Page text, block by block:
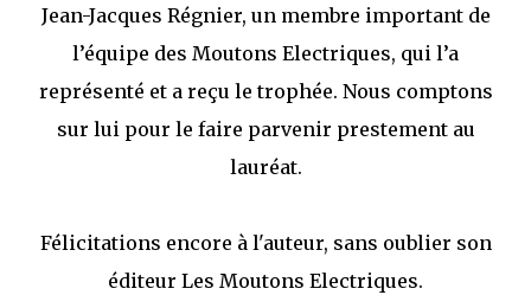
Jean-Jacques Régnier, un membre important de
l’équipe des Moutons Electriques, qui l’a
représenté et a reçu le trophée. Nous comptons
sur lui pour le faire parvenir prestement au
lauréat.
Félicitations encore à l'auteur, sans oublier son
éditeur Les Moutons Electriques.